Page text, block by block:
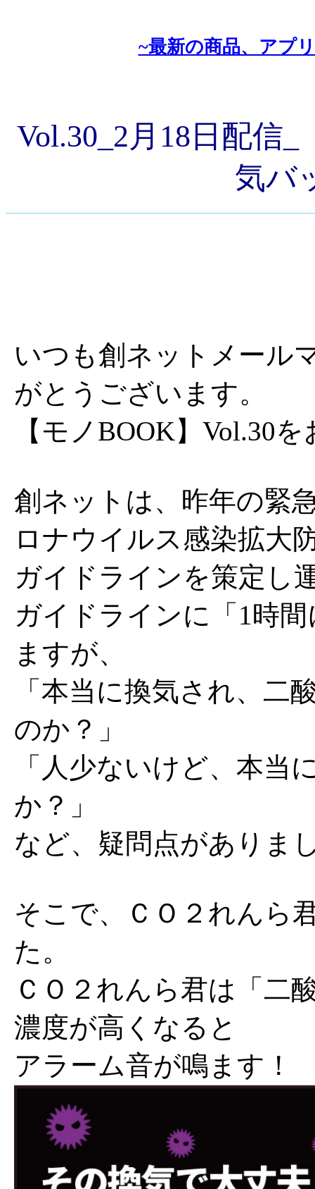
~最新の商品、アプ
Vol.30_2月18日配信
気バ
いつも創ネットメール
がとうございます。
【モノBOOK】Vol.30
創ネットは、昨年の緊
ロナウイルス感染拡大
ガイドラインを策定し
ガイドラインに「1時
ますが、
「本当に換気され、二
のか？」
「人少ないけど、本当
か？」
など、疑問点がありま
そこで、ＣＯ２れんら
た。
ＣＯ２れんら君は「二
濃度が高くなると
アラーム音が鳴ます！